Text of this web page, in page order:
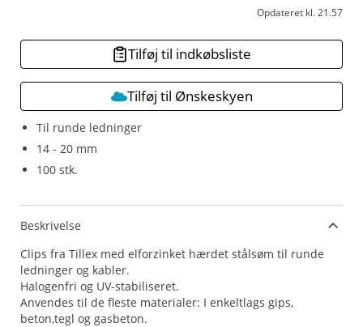
Til runde ledninger
14 - 20 mm
100 stk.
Opdateret kl. 21.57
Tilføj til indkøbsliste
Tilføj til Ønskeskyen
Beskrivelse
Clips fra Tillex med elforzinket hærdet stålsøm til runde
ledninger og kabler.
Halogenfri og UV-stabiliseret.
Anvendes til de fleste materialer: I enkeltlags gips,
beton,tegl og gasbeton.